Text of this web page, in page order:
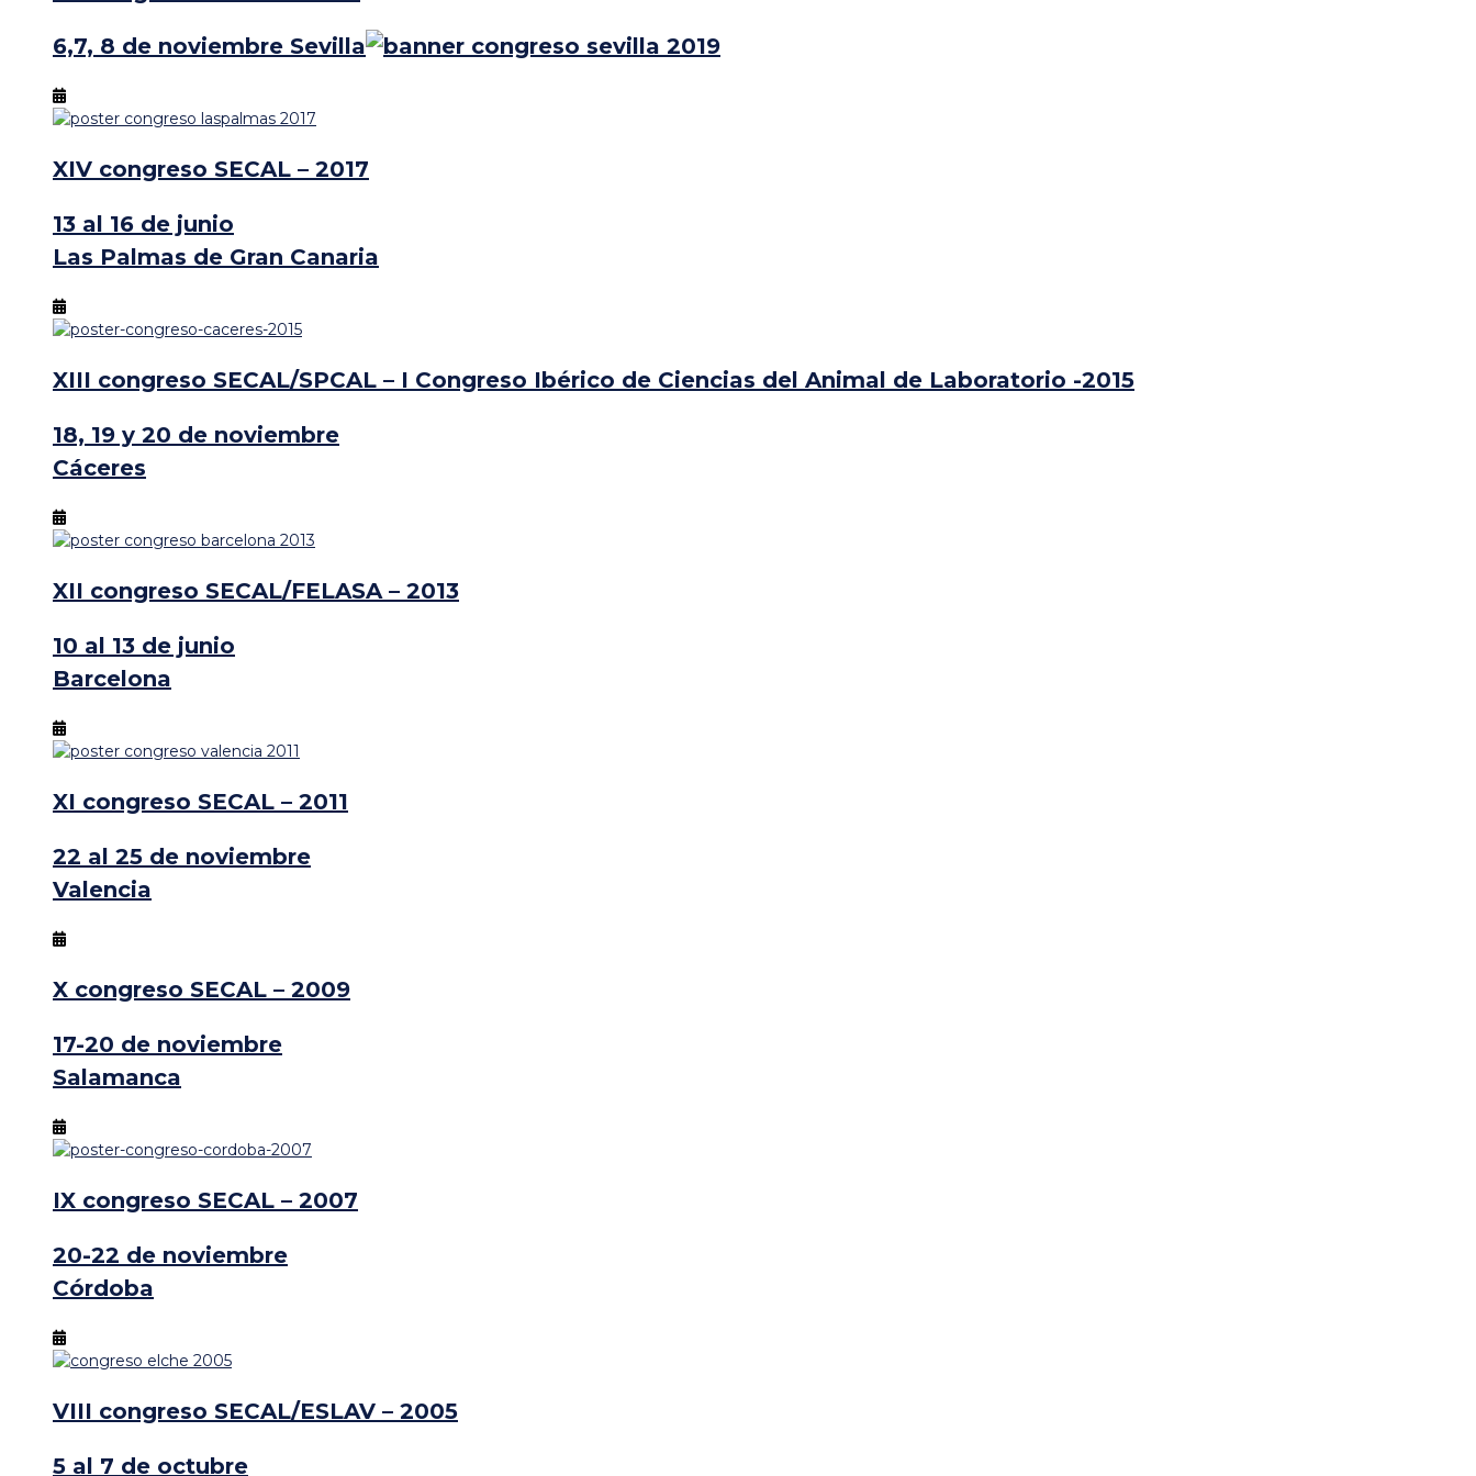
6,7, 8 de noviembre Sevilla
XIV congreso SECAL – 2017
13 al 16 de junio
Las Palmas de Gran Canaria
XIII congreso SECAL/SPCAL – I Congreso Ibérico de Ciencias del Animal de Laboratorio -2015
18, 19 y 20 de noviembre
Cáceres
XII congreso SECAL/FELASA – 2013
10 al 13 de junio
Barcelona
XI congreso SECAL – 2011
22 al 25 de noviembre
Valencia
X congreso SECAL – 2009
17-20 de noviembre
Salamanca
IX congreso SECAL – 2007
20-22 de noviembre
Córdoba
VIII congreso SECAL/ESLAV – 2005
5 al 7 de octubre